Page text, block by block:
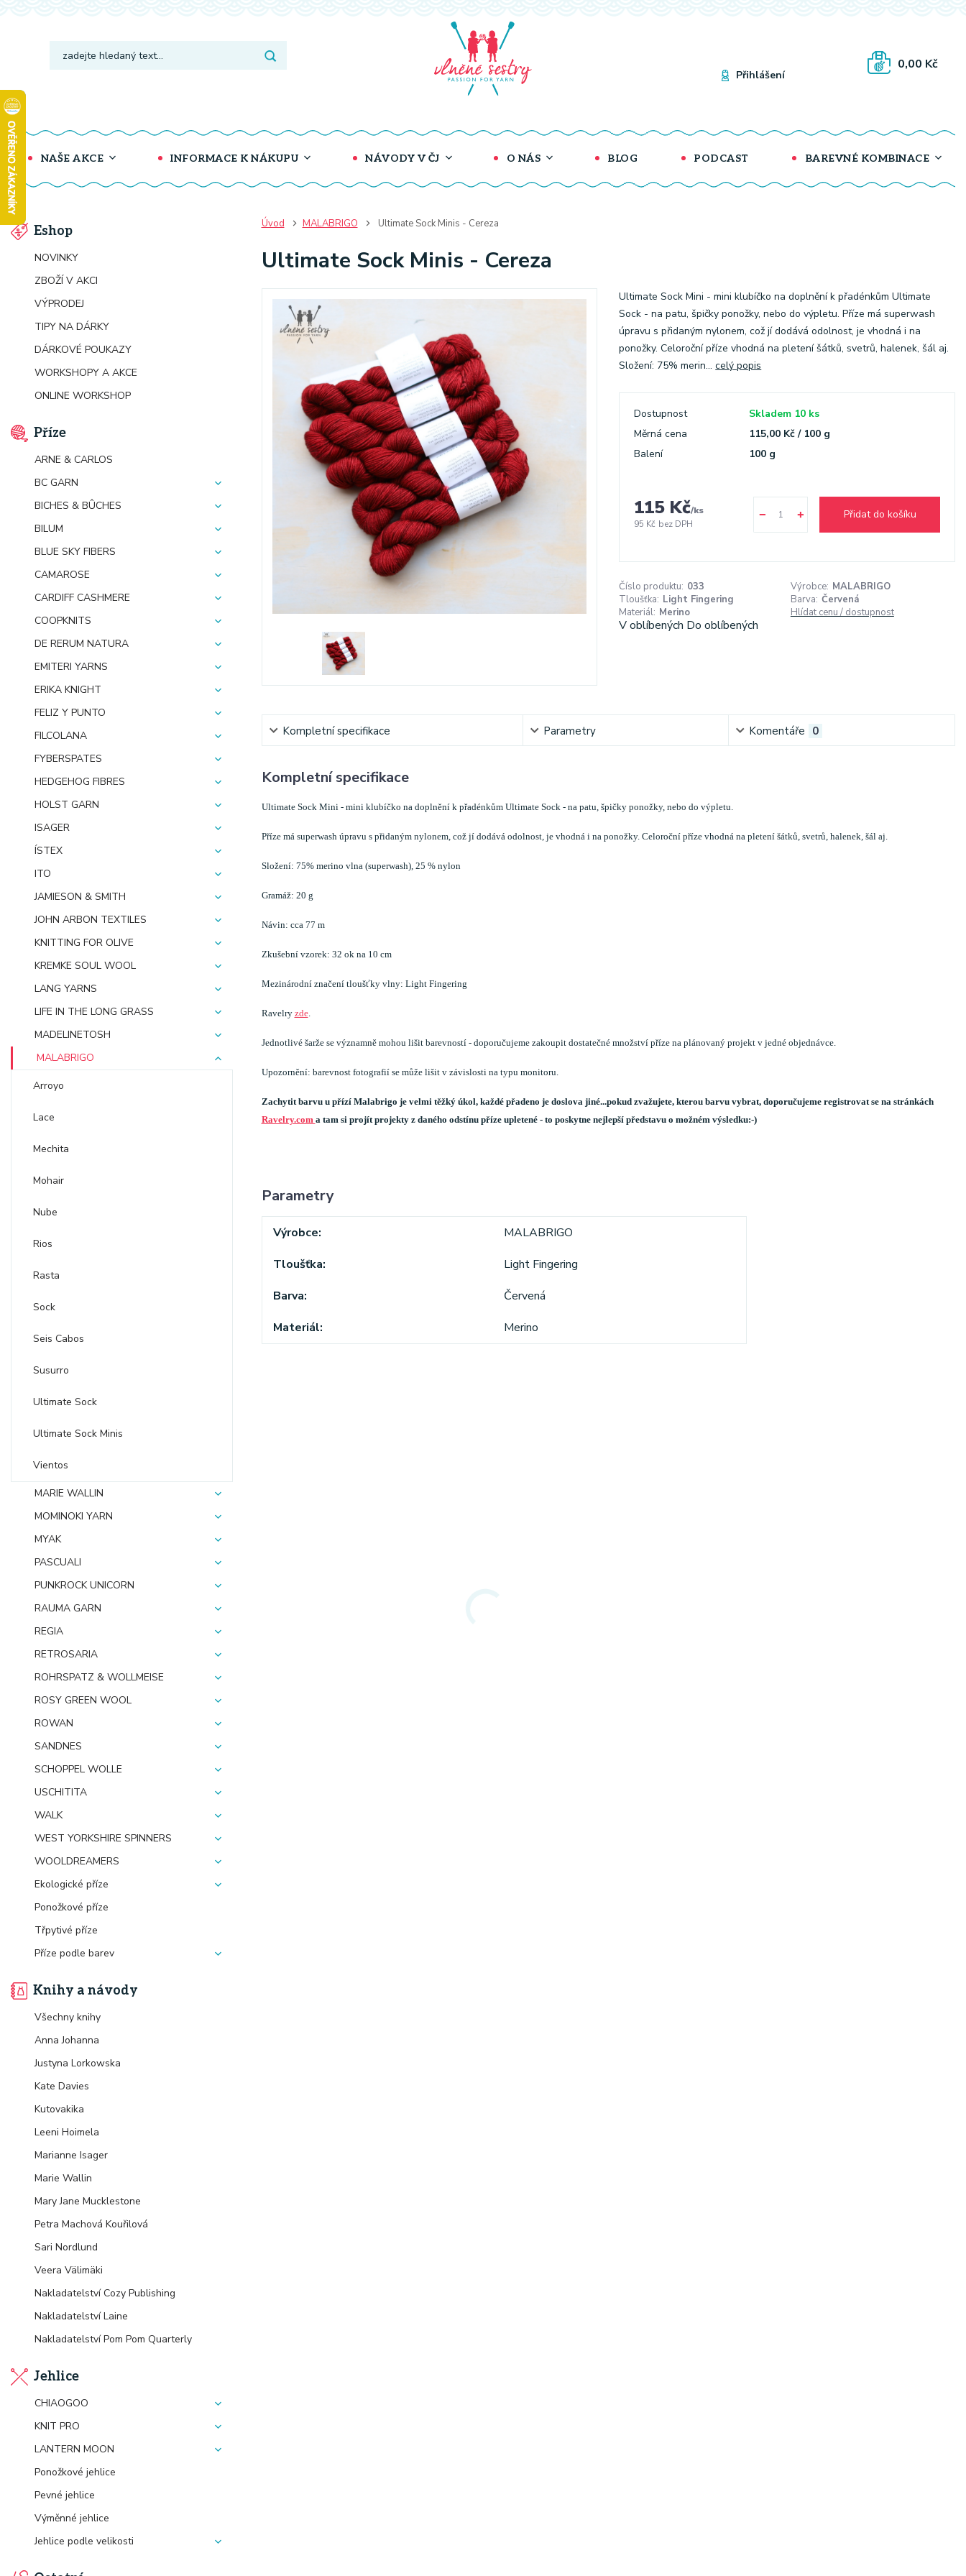
NAŠE AKCE INFORMACE K NÁKUPU NÁVODY V ČJ O NÁS BLOG PODCAST BAREVNÉ KOMBINACE
Přihlášení
0,00 Kč
Eshop
NOVINKY
ZBOŽÍ V AKCI
VÝPRODEJ
TIPY NA DÁRKY
DÁRKOVÉ POUKAZY
WORKSHOPY A AKCE
ONLINE WORKSHOP
Příze
ARNE & CARLOS
BC GARN
BICHES & BÛCHES
BILUM
BLUE SKY FIBERS
CAMAROSE
CARDIFF CASHMERE
COOPKNITS
DE RERUM NATURA
EMITERI YARNS
ERIKA KNIGHT
FELIZ Y PUNTO
FILCOLANA
FYBERSPATES
HEDGEHOG FIBRES
HOLST GARN
ISAGER
ÍSTEX
ITO
JAMIESON & SMITH
JOHN ARBON TEXTILES
KNITTING FOR OLIVE
KREMKE SOUL WOOL
LANG YARNS
LIFE IN THE LONG GRASS
MADELINETOSH
MALABRIGO
Arroyo
Lace
Mechita
Mohair
Nube
Rios
Rasta
Sock
Seis Cabos
Susurro
Ultimate Sock
Ultimate Sock Minis
Vientos
MARIE WALLIN
MOMINOKI YARN
MYAK
PASCUALI
PUNKROCK UNICORN
RAUMA GARN
REGIA
RETROSARIA
ROHRSPATZ & WOLLMEISE
ROSY GREEN WOOL
ROWAN
SANDNES
SCHOPPEL WOLLE
USCHITITA
WALK
WEST YORKSHIRE SPINNERS
WOOLDREAMERS
Ekologické příze
Ponožkové příze
Třpytivé příze
Příze podle barev
Knihy a návody
Všechny knihy
Anna Johanna
Justyna Lorkowska
Kate Davies
Kutovakika
Leeni Hoimela
Marianne Isager
Marie Wallin
Mary Jane Mucklestone
Petra Machová Kouřilová
Sari Nordlund
Veera Välimäki
Nakladatelství Cozy Publishing
Nakladatelství Laine
Nakladatelství Pom Pom Quarterly
Jehlice
CHIAOGOO
KNIT PRO
LANTERN MOON
Ponožkové jehlice
Pevné jehlice
Výměnné jehlice
Jehlice podle velikosti
Úvod MALABRIGO Ultimate Sock Minis - Cereza
Ultimate Sock Minis - Cereza
Ultimate Sock Mini - mini klubíčko na doplnění k přadénkům Ultimate
Sock - na patu, špičky ponožky, nebo do výpletu. Příze má superwash
úpravu s přidaným nylonem, což jí dodává odolnost, je vhodná i na
ponožky. Celoroční příze vhodná na pletení šátků, svetrů, halenek, šál aj.
Složení: 75% merin...celý popis
Dostupnost
Skladem 10 ks
Měrná cena
115,00 Kč / 100 g
Balení
100 g
115 Kč/ks
95 Kč bez DPH
Přidat do košíku
Číslo produktu: 033 Výrobce: MALABRIGO
Tloušťka: Light Fingering Barva: Červená
Materiál: Merino Hlídat cenu / dostupnost
V oblíbených Do oblíbených
Kompletní specifikace Parametry Komentáře 0
Kompletní specifikace
Ultimate Sock Mini - mini klubíčko na doplnění k přadénkům Ultimate Sock - na patu, špičky ponožky, nebo do výpletu.
Příze má superwash úpravu s přidaným nylonem, což jí dodává odolnost, je vhodná i na ponožky. Celoroční příze vhodná na pletení šátků, svetrů, halenek, šál aj.
Složení: 75% merino vlna (superwash), 25 % nylon
Gramáž: 20 g
Návin: cca 77 m
Zkušební vzorek: 32 ok na 10 cm
Mezinárodní značení tloušťky vlny: Light Fingering
Ravelry zde.
Jednotlivé šarže se významně mohou lišit barevností - doporučujeme zakoupit dostatečné množství příze na plánovaný projekt v jedné objednávce.
Upozornění: barevnost fotografií se může lišit v závislosti na typu monitoru.
Zachytit barvu u přízí Malabrigo je velmi těžký úkol, každé přadeno je doslova jiné...pokud zvažujete, kterou barvu vybrat, doporučujeme registrovat se na stránkách
Ravelry.com a tam si projít projekty z daného odstínu příze upletené - to poskytne nejlepší představu o možném výsledku:-)
Parametry
Výrobce
MALABRIGO
Tloušťka
Light Fingering
Barva
Červená
Materiál
Merino